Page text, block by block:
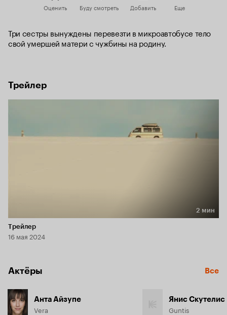
Оценить Буду смотреть Добавить Еще
Три сестры вынуждены перевезти в микроавтобусе тело
свой умершей матери с чужбины на родину.
Трейлер
Длительность 2 мин
2 мин
Трейлер
16 мая 2024
Актёры Все
Анта Айзупе
Vera
Янис Скутелис
Guntis